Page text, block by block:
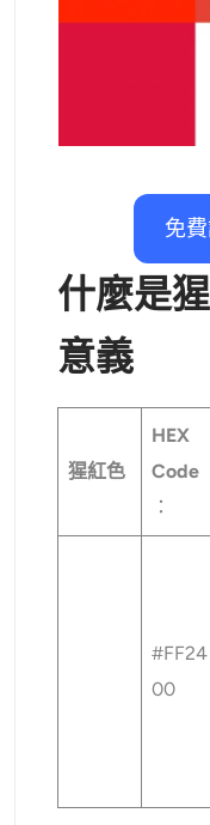
人工智慧替換器
AI重新著色
AI 風格圖片生成器
肖像工具
髮型更換器
換衣服
AI寶貝
護照照片製作工具
免
什麼是
意義
猩紅色
HEX
Code
：
#FF24
00